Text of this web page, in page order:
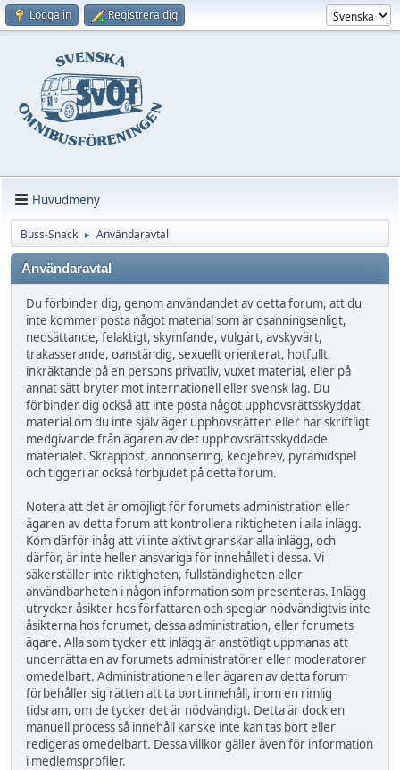
Logga in Registrera dig
Huvudmeny
Buss-Snack ► Användaravtal
Användaravtal
Du förbinder dig, genom användandet av detta forum, att du
inte kommer posta något material som är osanningsenligt,
nedsättande, felaktigt, skymfande, vulgärt, avskyvärt,
trakasserande, oanständig, sexuellt orienterat, hotfullt,
inkräktande på en persons privatliv, vuxet material, eller på
annat sätt bryter mot internationell eller svensk lag. Du
förbinder dig också att inte posta något upphovsrättsskyddat
material om du inte själv äger upphovsrätten eller har skriftligt
medgivande från ägaren av det upphovsrättsskyddade
materialet. Skräppost, annonsering, kedjebrev, pyramidspel
och tiggeri är också förbjudet på detta forum.
Notera att det är omöjligt för forumets administration eller
ägaren av detta forum att kontrollera riktigheten i alla inlägg.
Kom därför ihåg att vi inte aktivt granskar alla inlägg, och
därför, är inte heller ansvariga för innehållet i dessa. Vi
säkerställer inte riktigheten, fullständigheten eller
användbarheten i någon information som presenteras. Inlägg
utrycker åsikter hos författaren och speglar nödvändigtvis inte
åsikterna hos forumet, dessa administration, eller forumets
ägare. Alla som tycker ett inlägg är anstötligt uppmanas att
underrätta en av forumets administratörer eller moderatorer
omedelbart. Administrationen eller ägaren av detta forum
förbehåller sig rätten att ta bort innehåll, inom en rimlig
tidsram, om de tycker det är nödvändigt. Detta är dock en
manuell process så innehåll kanske inte kan tas bort eller
redigeras omedelbart. Dessa villkor gäller även för information
i medlemsprofiler.